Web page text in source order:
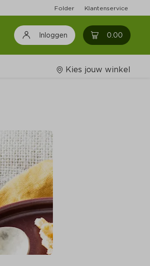
Folder Klantenservice
Inloggen 0.00 0
Kies jouw winkel